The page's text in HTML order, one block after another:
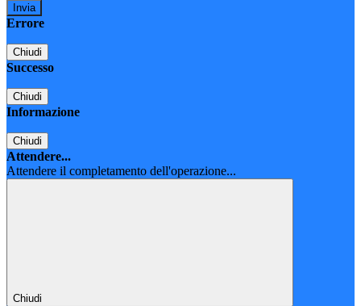
Errore
Chiudi
Successo
Chiudi
Informazione
Chiudi
Attendere...
Attendere il completamento dell'operazione...
Chiudi